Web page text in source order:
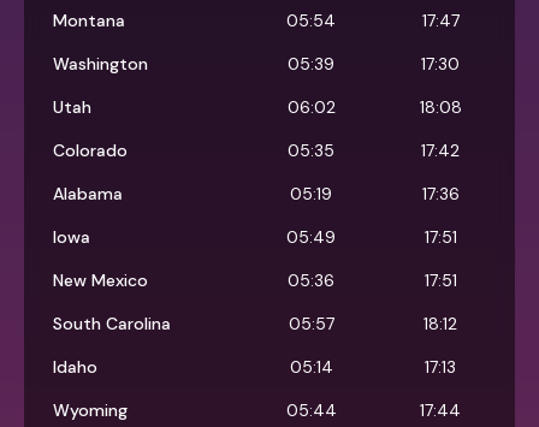
Montana
05:54
17:47
Washington
05:39
17:30
Utah
06:02
18:08
Colorado
05:35
17:42
Alabama
05:19
17:36
Iowa
05:49
17:51
New Mexico
05:36
17:51
South Carolina
05:57
18:12
Idaho
05:14
17:13
Wyoming
05:44
17:44